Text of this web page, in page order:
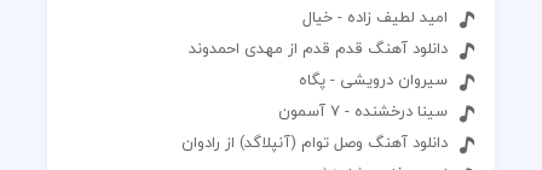
امید لطیف زاده - خیال
دانلود آهنگ قدم قدم از مهدی احمدوند
سیروان درویشی - پگاه
سینا درخشنده - 7 آسمون
دانلود آهنگ وصل توام (آنپلاگد) از رادوان